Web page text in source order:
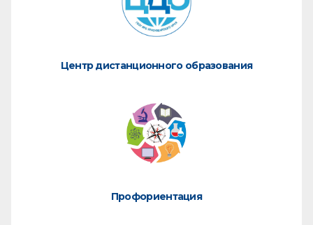
Центр дистанционного образования
Профориентация